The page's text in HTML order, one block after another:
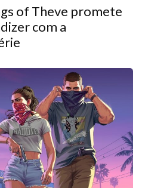
of Theve promete
com a